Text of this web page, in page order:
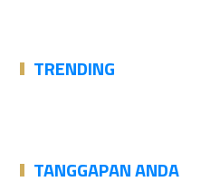
TRENDING
TANGGAPAN ANDA